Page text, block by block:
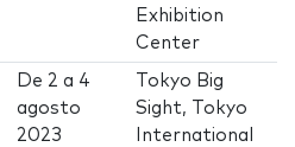
Exhibition
Center
De 2 a 4
agosto
2023
Tokyo Big
Sight, Tokyo
International